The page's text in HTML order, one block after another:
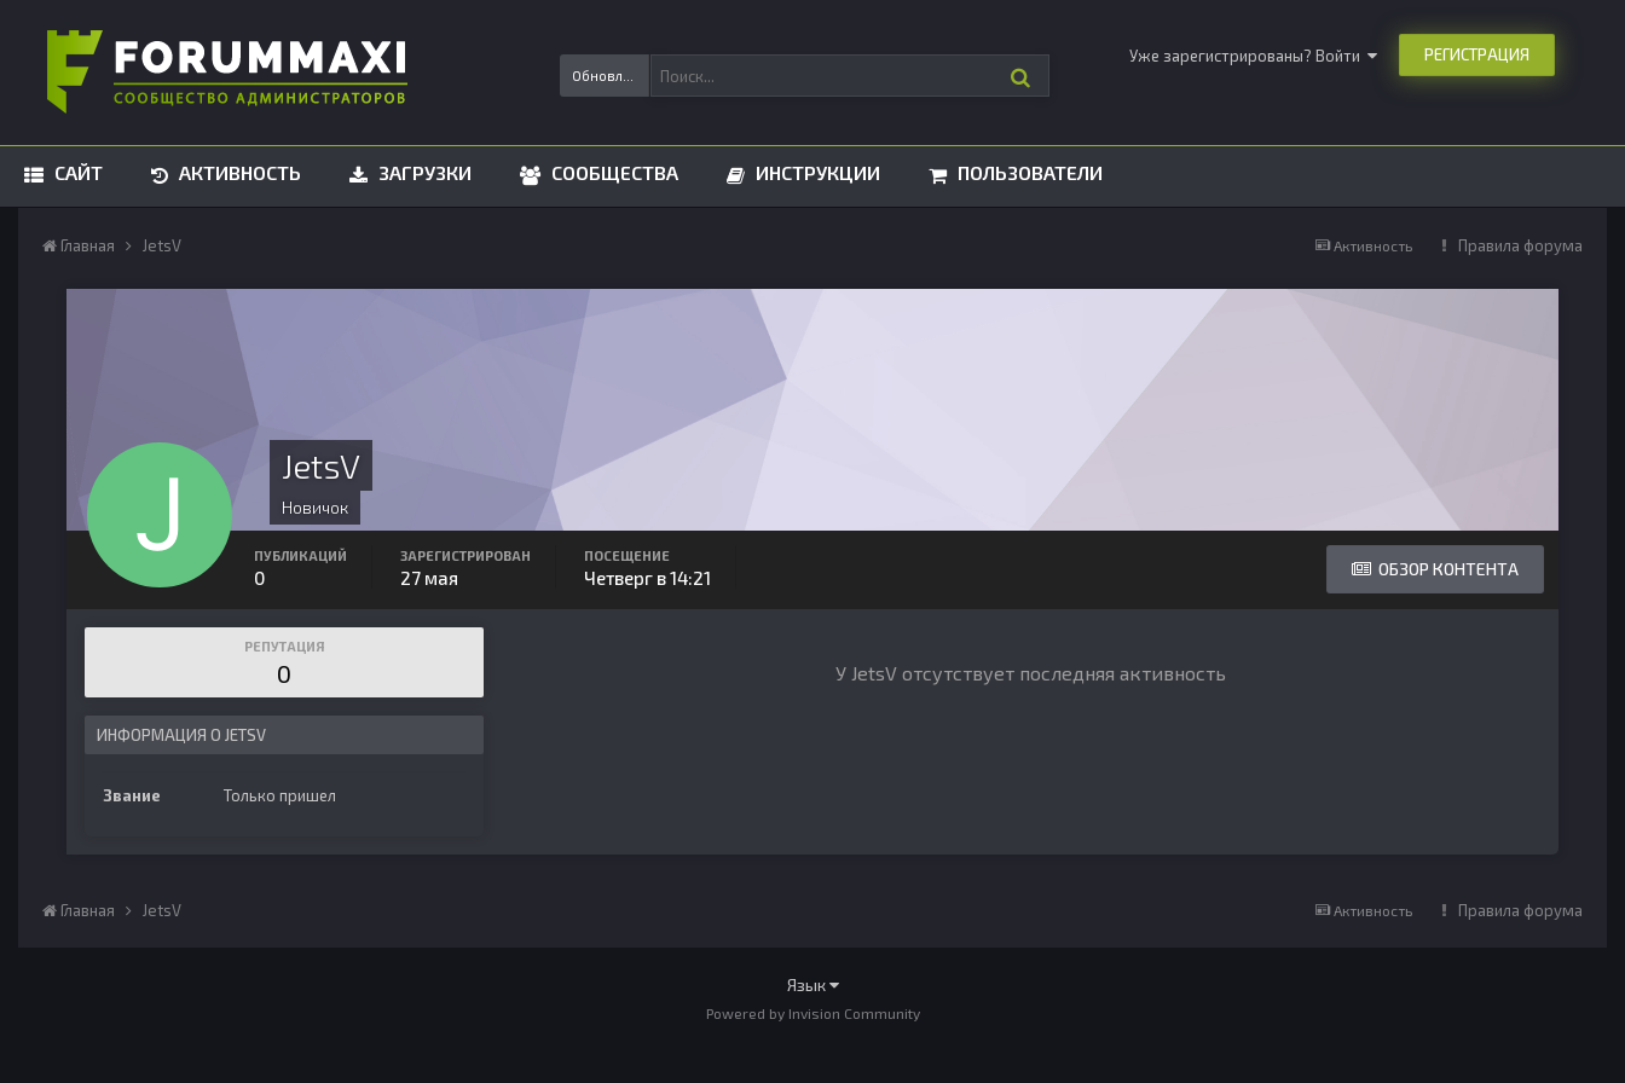
Уже зарегистрированы? Войти РЕГИСТРАЦИЯ
САЙТ АКТИВНОСТЬ ЗАГРУЗКИ СООБЩЕСТВА ИНСТРУКЦИИ ПОЛЬЗОВАТЕЛИ
Активность Правила форума
Главная JetsV
JetsV
Новичок
ОБЗОР КОНТЕНТА
ПУБЛИКАЦИЙ
0
ЗАРЕГИСТРИРОВАН
27 мая
ПОСЕЩЕНИЕ
Четверг в 14:21
РЕПУТАЦИЯ
0
ИНФОРМАЦИЯ О JETSV
Звание Только пришел
У JetsV отсутствует последняя активность
Активность Правила форума
Главная JetsV
Язык
Powered by Invision Community